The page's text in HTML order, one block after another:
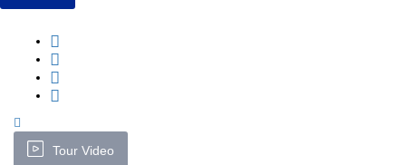
Tour Video